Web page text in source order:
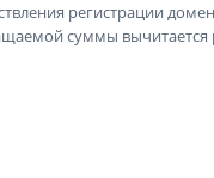
регистрации
суммы вычитается